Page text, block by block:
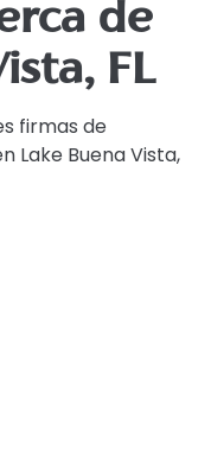
de
FL
firmas de
Lake Buena Vista,